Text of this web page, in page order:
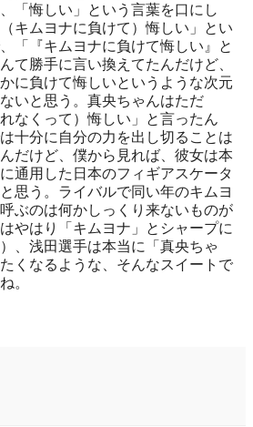
「悔しい」という言葉を口にし
キムヨナに負けて）悔しい」とい
「『キムヨナに負けて悔しい』と
て勝手に言い換えてたんだけど、
に負けて悔しいというような次元
いと思う。真央ちゃんはただ
なくって）悔しい」と言ったん
十分に自分の力を出し切ることは
だけど、僕から見れば、彼女は本
通用した日本のフィギアスケータ
思う。ライバルで同い年のキムヨ
ぶのは何かしっくり来ないものが
やはり「キムヨナ」とシャープに
、浅田選手は本当に「真央ちゃ
くなるような、そんなスイートで
。